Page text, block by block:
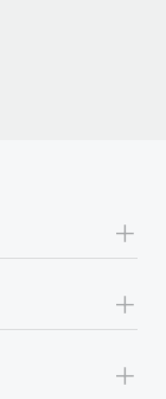
の統合お
+
+
+